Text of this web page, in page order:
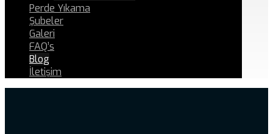
Perde Yıkama
Şubeler
Galeri
FAQ’s
Blog
İletişim